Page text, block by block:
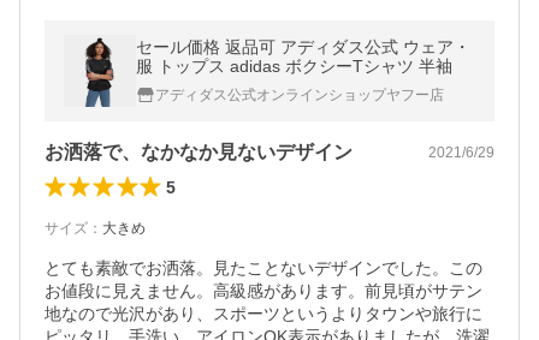
セール価格 返品可 アディダス公式 ウェア・
服 トップス adidas ボクシーTシャツ 半袖
アディダス公式オンラインショップヤフー店
お洒落で、なかなか見ないデザイン 2021/6/29
5
サイズ ： 大きめ
とても素敵でお洒落。見たことないデザインでした。この
お値段に見えません。高級感があります。前見頃がサテン
地なので光沢があり、スポーツというよりタウンや旅行に